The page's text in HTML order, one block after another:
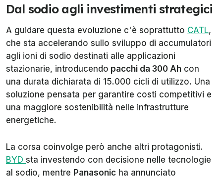
Dal sodio agli investimenti strategici
A guidare questa evoluzione c'è soprattutto CATL,
che sta accelerando sullo sviluppo di accumulatori
agli ioni di sodio destinati alle applicazioni
stazionarie, introducendo pacchi da 300 Ah con
una durata dichiarata di 15.000 cicli di utilizzo. Una
soluzione pensata per garantire costi competitivi e
una maggiore sostenibilità nelle infrastrutture
energetiche.
La corsa coinvolge però anche altri protagonisti.
BYD sta investendo con decisione nelle tecnologie
al sodio, mentre Panasonic ha annunciato